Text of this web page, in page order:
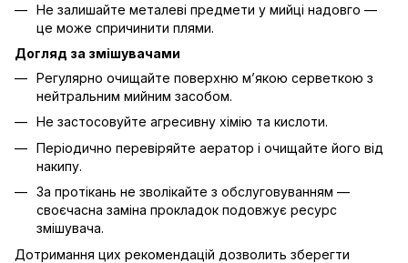
Не залишайте металеві предмети у мийці надовго —
це може спричинити плями.
Догляд за змішувачами
Регулярно очищайте поверхню м’якою серветкою з
нейтральним мийним засобом.
Не застосовуйте агресивну хімію та кислоти.
Періодично перевіряйте аератор і очищайте його від
накипу.
За протікань не зволікайте з обслуговуванням —
своєчасна заміна прокладок подовжує ресурс
змішувача.
Дотримання цих рекомендацій дозволить зберегти